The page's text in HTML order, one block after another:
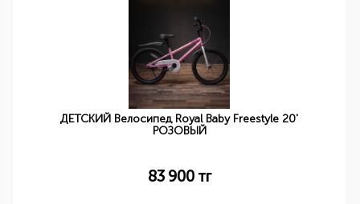
ДЕТСКИЙ Велосипед Royal Baby Freestyle 20'
РОЗОВЫЙ
83 900тг